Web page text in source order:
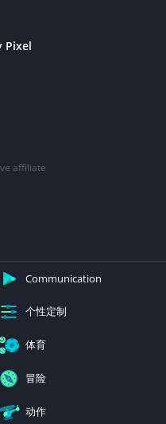
Pixel
affiliate
Communication
个性定制
体育
冒险
动作